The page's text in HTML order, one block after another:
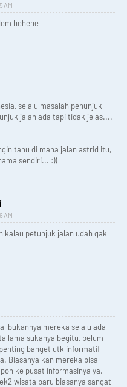
AM
hehehe
selalu masalah penunjuk
jalan ada tapi tidak jelas....
tahu di mana jalan astrid itu,
sendiri... :))
AM
kalau petunjuk jalan udah gak
bukannya mereka selalu ada
lama sukanya begitu, belum
banget utk informatif
Biasanya kan mereka bisa
ke pusat informasinya ya,
wisata baru biasanya sangat